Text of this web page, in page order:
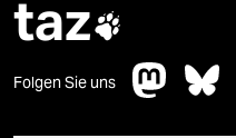
taz
Folgen Sie uns